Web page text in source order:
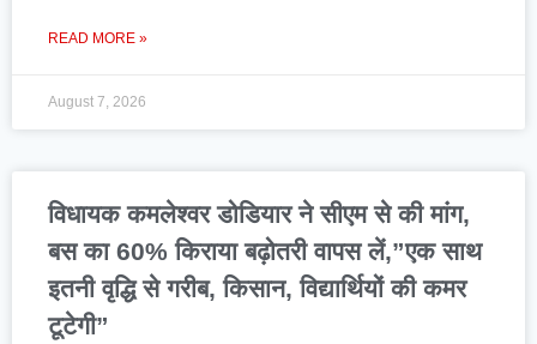
READ MORE »
August 7, 2026
विधायक कमलेश्वर डोडियार ने सीएम से की मांग,
बस का 60% किराया बढ़ोतरी वापस लें,”एक साथ
इतनी वृद्धि से गरीब, किसान, विद्यार्थियों की कमर
टूटेगी”